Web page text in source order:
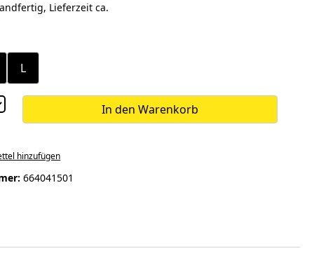
Lieferzeit ca.
L
In den Warenkorb
hinzufügen
664041501